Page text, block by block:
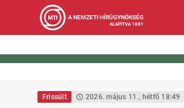
A NEMZETI HÍRÜGYNÖKSÉG
ALAPÍTVA 1881
Frissült 2026. május 11., hétfő 18:49